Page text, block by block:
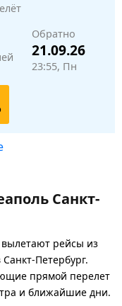
Обратно
21.09.26
23:55, Пн
Санкт-
вылетают рейсы из
Петербург.
прямой перелет
и ближайшие дни.